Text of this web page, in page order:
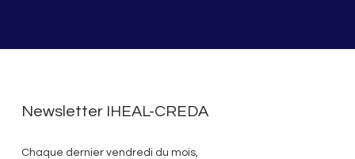
Newsletter IHEAL-CREDA
Chaque dernier vendredi du mois,